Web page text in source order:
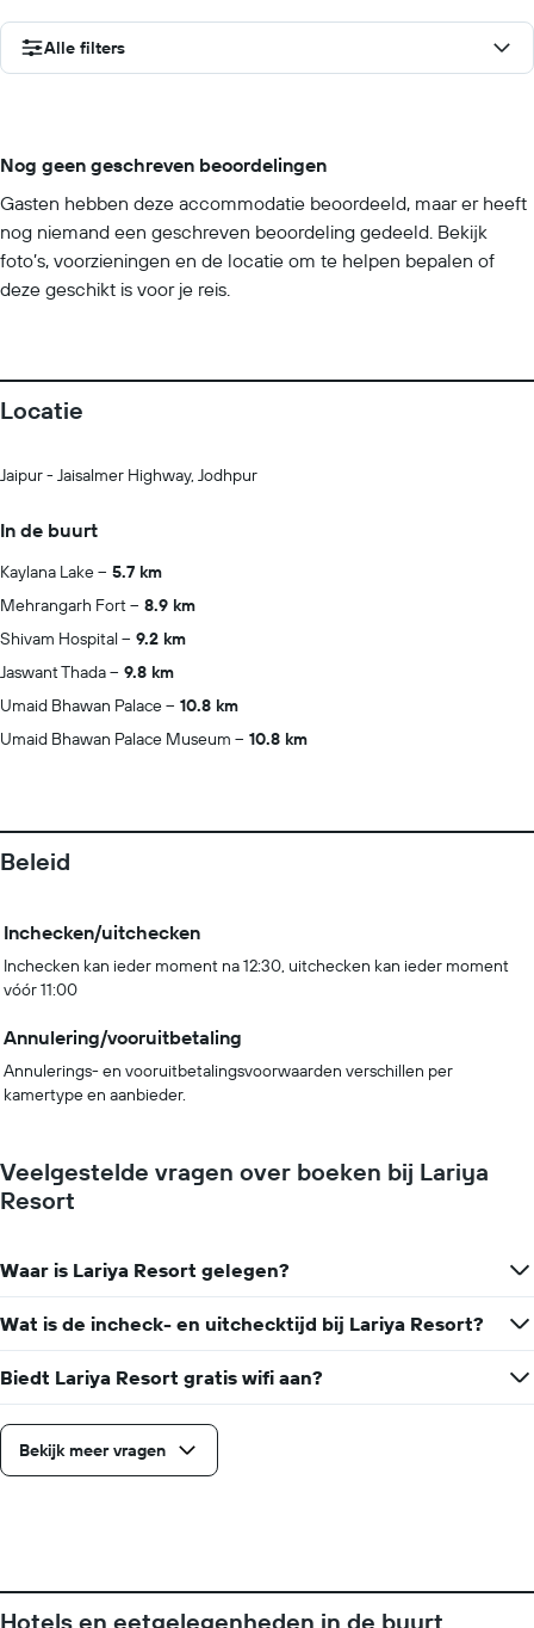
Alle filters
Nog geen geschreven beoordelingen
Gasten hebben deze accommodatie beoordeeld, maar er heeft
nog niemand een geschreven beoordeling gedeeld. Bekijk
foto’s, voorzieningen en de locatie om te helpen bepalen of
deze geschikt is voor je reis.
Locatie
Jaipur - Jaisalmer Highway, Jodhpur
In de buurt
Kaylana Lake
5.7 km
Mehrangarh Fort
8.9 km
Shivam Hospital
9.2 km
Jaswant Thada
9.8 km
Umaid Bhawan Palace
10.8 km
Umaid Bhawan Palace Museum
10.8 km
Beleid
Inchecken/uitchecken
Inchecken kan ieder moment na 12:30, uitchecken kan ieder moment
vóór 11:00
Annulering/vooruitbetaling
Annulerings- en vooruitbetalingsvoorwaarden verschillen per
kamertype en aanbieder.
Veelgestelde vragen over boeken bij Lariya
Resort
Waar is Lariya Resort gelegen?
Wat is de incheck- en uitchecktijd bij Lariya Resort?
Biedt Lariya Resort gratis wifi aan?
Bekijk meer vragen
Hotels en eetgelegenheden in de buurt